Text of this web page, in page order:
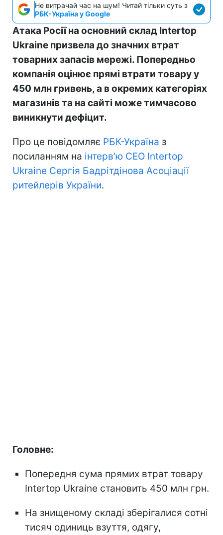
Не витрачай час на шум! Читай тільки суть з
РБК-Україна у Google
Атака Росії на основний склад Intertop
Ukraine призвела до значних втрат
товарних запасів мережі. Попередньо
компанія оцінює прямі втрати товару у
450 млн гривень, а в окремих категоріях
магазинів та на сайті може тимчасово
виникнути дефіцит.
Про це повідомляє РБК-Україна з
посиланням на інтерв’ю CEO Intertop
Ukraine Сергія Бадрітдінова Асоціації
ритейлерів України.
Головне:
Попередня сума прямих втрат товару
Intertop Ukraine становить 450 млн грн.
На знищеному складі зберігалися сотні
тисяч одиниць взуття, одягу,